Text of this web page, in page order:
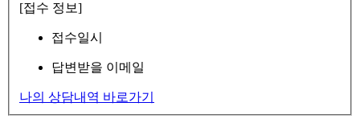
[접수 정보]
접수일시
답변받을 이메일
나의 상담내역 바로가기